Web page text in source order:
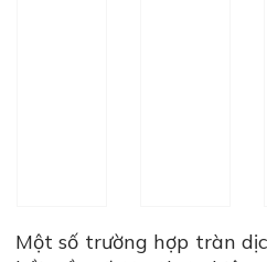
Một số trường hợp tràn